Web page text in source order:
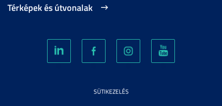
Térképek és útvonalak
SÜTIKEZELÉS